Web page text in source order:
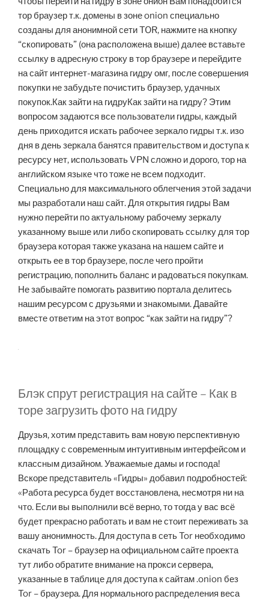
тор браузер т.к. домены в зоне onion специально
созданы для анонимной сети TOR, нажмите на кнопку
“скопировать” (она расположена выше) далее вставьте
ссылку в адресную строку в тор браузере и перейдите
на сайт интернет-магазина гидру омг, после совершения
покупки не забудьте почистить браузер, удачных
покупок.Как зайти на гидруКак зайти на гидру? Этим
вопросом задаются все пользователи гидры, каждый
день приходится искать рабочее зеркало гидры т.к. изо
дня в день зеркала банятся правительством и доступа к
ресурсу нет, использовать VPN сложно и дорого, тор на
английском языке что тоже не всем подходит.
Специально для максимального облегчения этой задачи
мы разработали наш сайт. Для открытия гидры Вам
нужно перейти по актуальному рабочему зеркалу
указанному выше или либо скопировать ссылку для тор
браузера которая также указана на нашем сайте и
открыть ее в тор браузере, после чего пройти
регистрацию, пополнить баланс и радоваться покупкам.
Не забывайте помогать развитию портала делитесь
нашим ресурсом с друзьями и знакомыми. Давайте
вместе ответим на этот вопрос “как зайти на гидру”?
Блэк спрут регистрация на сайте – Как в
торе загрузить фото на гидру
Друзья, хотим представить вам новую перспективную
площадку с современным интуитивным интерфейсом и
классным дизайном. Уважаемые дамы и господа!
Вскоре представитель «Гидры» добавил подробностей:
«Работа ресурса будет восстановлена, несмотря ни на
что. Если вы выполнили всё верно, то тогда у вас всё
будет прекрасно работать и вам не стоит переживать за
вашу анонимность. Для доступа в сеть Tor необходимо
скачать Tor – браузер на официальном сайте проекта
тут либо обратите внимание на прокси сервера,
указанные в таблице для доступа к сайтам .onion без
Tor – браузера. Для нормального распределения веса